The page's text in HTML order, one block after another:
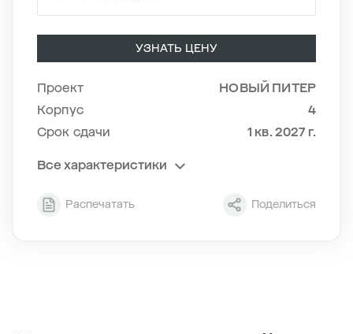
УЗНАТЬ ЦЕНУ
Проект
НОВЫЙ ПИТЕР
Корпус
4
Срок сдачи
1 кв. 2027 г.
Все характеристики
Секция
8
Распечатать Поделиться